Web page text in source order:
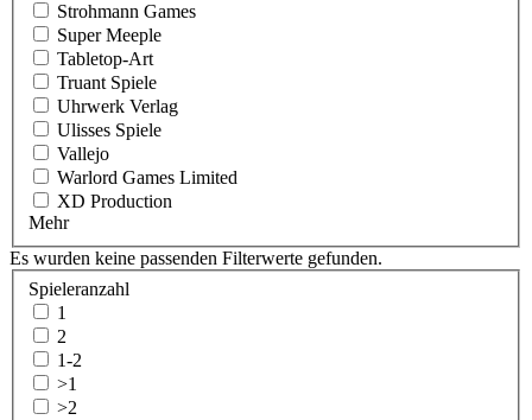
Strohmann Games
Super Meeple
Tabletop-Art
Truant Spiele
Uhrwerk Verlag
Ulisses Spiele
Vallejo
Warlord Games Limited
XD Production
Mehr
Es wurden keine passenden Filterwerte gefunden.
Spieleranzahl
1
2
1-2
>1
>2